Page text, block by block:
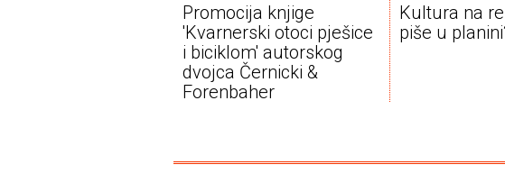
Promocija knjige
'Kvarnerski otoci pješice
i biciklom' autorskog
dvojca Černicki &
Forenbaher
Kultura na
piše u